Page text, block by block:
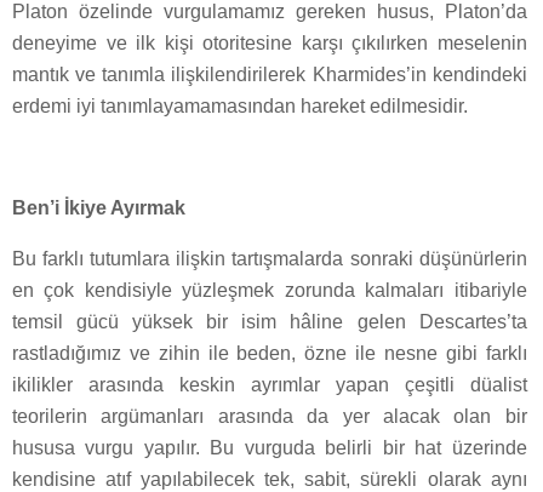
Platon özelinde vurgulamamız gereken husus, Platon’da
deneyime ve ilk kişi otoritesine karşı çıkılırken meselenin
mantık ve tanımla ilişkilendirilerek Kharmides’in kendindeki
erdemi iyi tanımlayamamasından hareket edilmesidir.
Ben’i İkiye Ayırmak
Bu farklı tutumlara ilişkin tartışmalarda sonraki düşünürlerin
en çok kendisiyle yüzleşmek zorunda kalmaları itibariyle
temsil gücü yüksek bir isim hâline gelen Descartes’ta
rastladığımız ve zihin ile beden, özne ile nesne gibi farklı
ikilikler arasında keskin ayrımlar yapan çeşitli düalist
teorilerin argümanları arasında da yer alacak olan bir
hususa vurgu yapılır. Bu vurguda belirli bir hat üzerinde
kendisine atıf yapılabilecek tek, sabit, sürekli olarak aynı